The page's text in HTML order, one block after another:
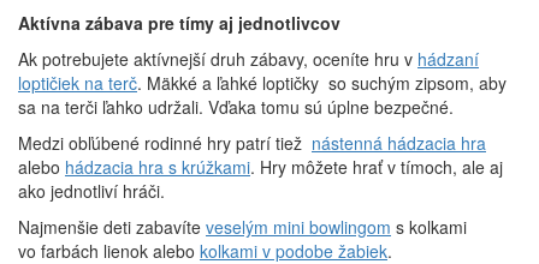
Aktívna zábava pre tímy aj jednotlivcov
Ak potrebujete aktívnejší druh zábavy, oceníte hru v hádzaní
loptičiek na terč. Mäkké a ľahké loptičky so suchým zipsom, aby
sa na terči ľahko udržali. Vďaka tomu sú úplne bezpečné.
Medzi obľúbené rodinné hry patrí tiež nástenná hádzacia hra
alebo hádzacia hra s krúžkami. Hry môžete hrať v tímoch, ale aj
ako jednotliví hráči.
Najmenšie deti zabavíte veselým mini bowlingom s kolkami
vo farbách lienok alebo kolkami v podobe žabiek.